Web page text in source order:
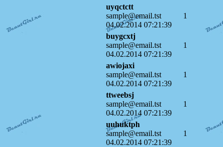
uyqctctt
sample@email.tst
04.02.2014 07:21:39
1
buygcxtj
sample@email.tst
04.02.2014 07:21:39
1
awiojaxi
sample@email.tst
04.02.2014 07:21:39
1
ttweebsj
sample@email.tst
04.02.2014 07:21:39
1
uuhuktph
sample@email.tst
04.02.2014 07:21:39
1